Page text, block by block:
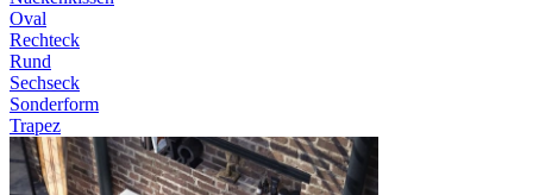
Oval
Rechteck
Rund
Sechseck
Sonderform
Trapez